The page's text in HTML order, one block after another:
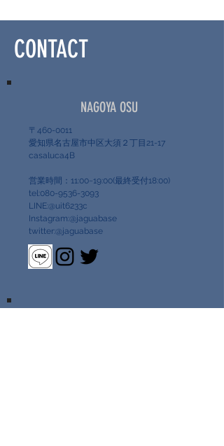
CONTACT
NAGOYA OSU
〒460-0011
愛知県名古屋市中区大須２丁目21-17
casaluca4B
営業時間：11:00~19:00(最終受付18:00)
tel:080-9536-3093
LINE:@uit6233c
Instagram:@jaguabase
twitter:@jaguabase